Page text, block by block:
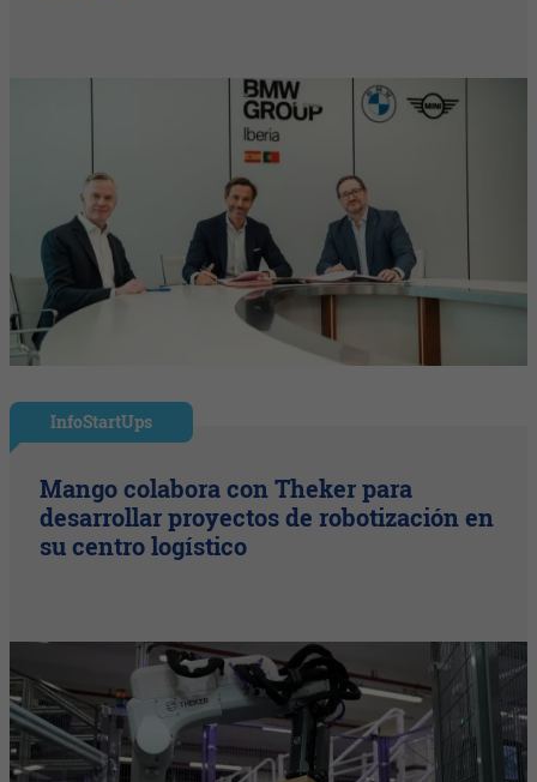
InfoStartUps
Mango colabora con Theker para
desarrollar proyectos de robotización en
su centro logístico